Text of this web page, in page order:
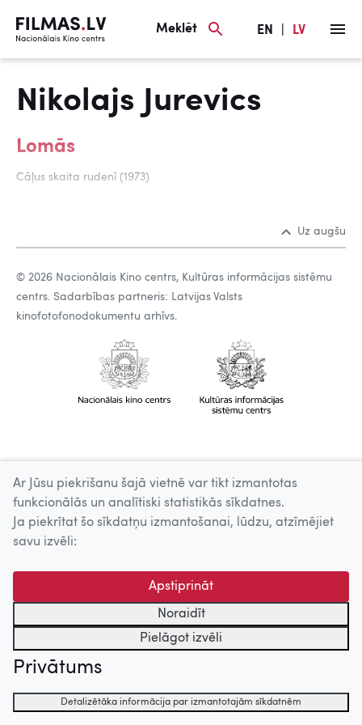
Meklēt EN LV
Nikolajs Jurevics
Lomās
Cāļus skaita rudenī (1973)
Uz augšu
© 2026 Nacionālais Kino centrs, Kultūras informācijas sistēmu
centrs. Sadarbības partneris: Latvijas Valsts
kinofotofonodokumentu arhīvs.
Ar Jūsu piekrišanu šajā vietnē var tikt izmantotas
funkcionālās un analītiski statistikās sīkdatnes.
Ja piekrītat šo sīkdatņu izmantošanai, lūdzu, atzīmējiet
savu izvēli:
Apstiprināt
Noraidīt
Pielāgot izvēli
Privātums
Detalizētāka informācija par izmantotajām sīkdatnēm